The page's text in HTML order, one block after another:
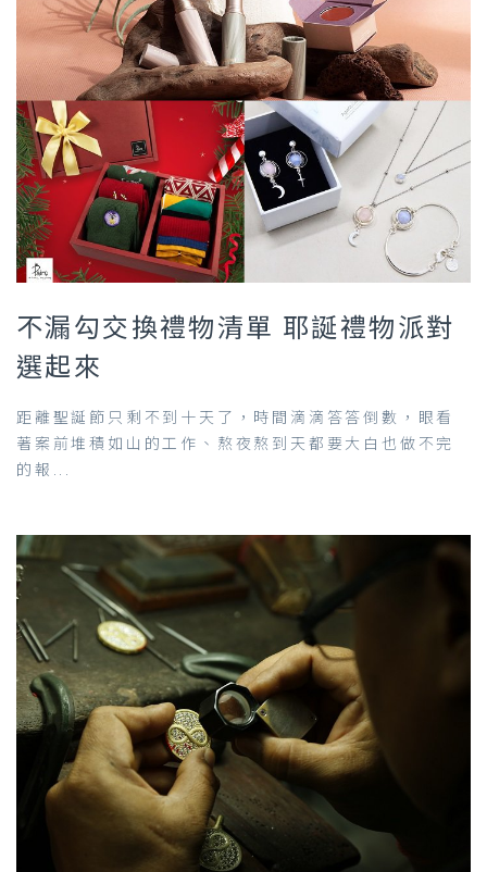
不漏勾交換禮物清單 耶誕禮物派對
選起來
距離聖誕節只剩不到十天了，時間滴滴答答倒數，眼看
著案前堆積如山的工作、熬夜熬到天都要大白也做不完
的報...